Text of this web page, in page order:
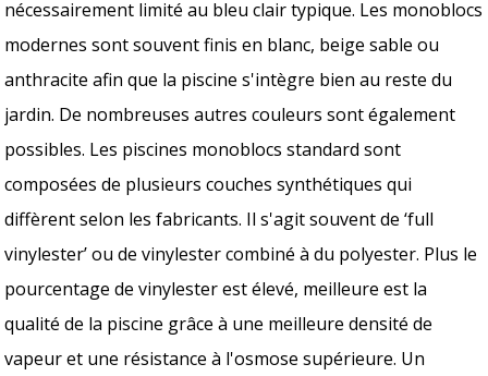
nécessairement limité au bleu clair typique. Les monoblocs
modernes sont souvent finis en blanc, beige sable ou
anthracite afin que la piscine s'intègre bien au reste du
jardin. De nombreuses autres couleurs sont également
possibles. Les piscines monoblocs standard sont
composées de plusieurs couches synthétiques qui
diffèrent selon les fabricants. Il s'agit souvent de ‘full
vinylester’ ou de vinylester combiné à du polyester. Plus le
pourcentage de vinylester est élevé, meilleure est la
qualité de la piscine grâce à une meilleure densité de
vapeur et une résistance à l'osmose supérieure. Un